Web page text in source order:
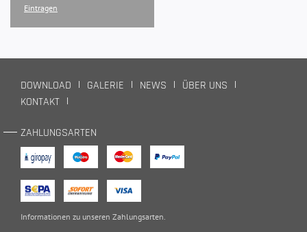
Eintragen
DOWNLOAD GALERIE NEWS
ÜBER UNS
KONTAKT
ZAHLUNGSARTEN
Informationen zu unseren Zahlungsarten.